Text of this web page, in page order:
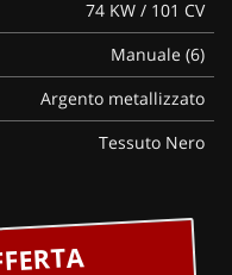
74 KW / 101 CV
Manuale (6)
Argento metallizzato
Tessuto Nero